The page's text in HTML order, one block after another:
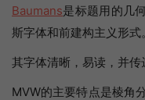
Baumans是标题用的几
斯字体和前建构主义形式。
其字体清晰，易读，并传
MVW的主要特点是棱角